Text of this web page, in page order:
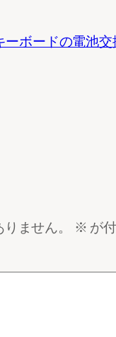
ボードの電池交
ません。 ※ が